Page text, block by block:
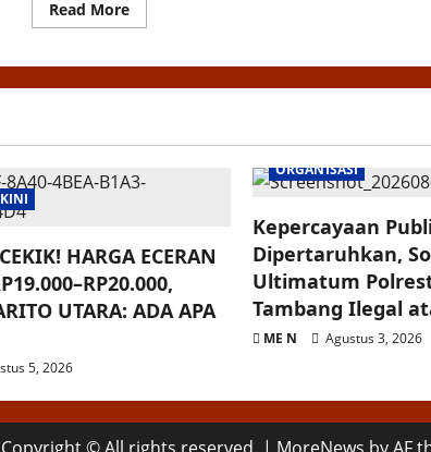
Read MoreRead
more
Kapolri
!!
Logging
Proses
Hukum
dan
Dugaan
Ancaman
Terhadap
Wartawan
HARGA ECERAN
UTARA: ADA APA
5, 2026
ORGANISASI
Kepercayaan
Dipertaruhkan,
Ultimatum
Tambang Ilegal
ME N Agustus 3, 2026